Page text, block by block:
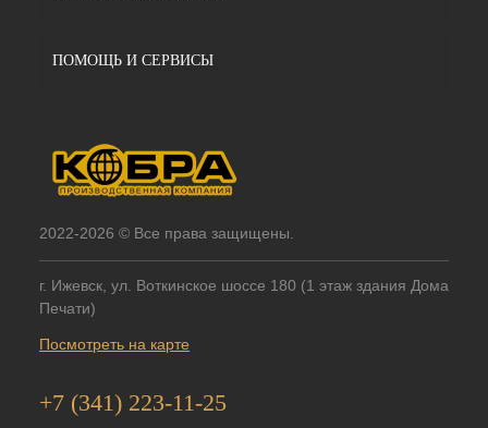
ПОМОЩЬ И СЕРВИСЫ
2022-2026 © Все права защищены.
г. Ижевск, ул. Воткинское шоссе 180 (1 этаж здания Дома
Печати)
Посмотреть на карте
+7 (341) 223-11-25